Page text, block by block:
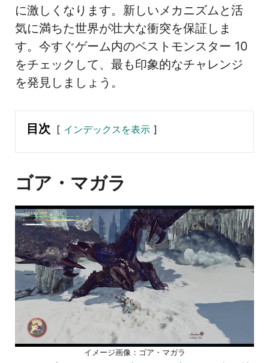
に激しくなります。新しいメカニズムと活
気に満ちた世界が壮大な衝突を保証しま
す。今すぐゲーム内のベストモンスター 10
をチェックして、最も印象的なチャレンジ
を発見しましょう。
目次 インデックスを表示
ゴア・マガラ
イメージ画像：ゴア・マガラ